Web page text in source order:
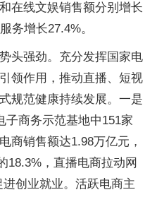
在线文娱销售额分别增长
务增长27.4%。
头强劲。充分发挥国家电
领作用，推动直播、短视
规范健康持续发展。一是
子商务示范基地中151家
商销售额达1.98万亿元，
18.3%，直播电商拉动网
创业就业。活跃电商主